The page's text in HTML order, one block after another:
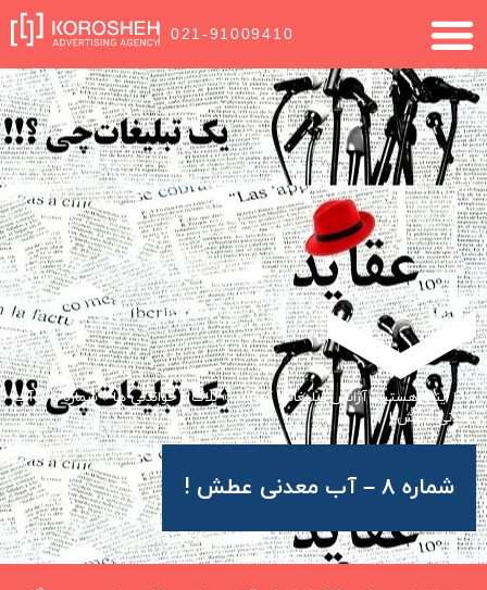
021-91009410
شما اینجا هستید: آژانس تبلیغاتی کروشه»بلاگ»خواندنی ها»
شماره 8 – آب
معدنی عطش !
شماره 8 – آب معدنی عطش !